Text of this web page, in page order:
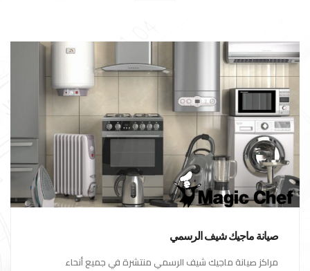
صيانة ماجيك شيف الرسمي
مراكز صيانة ماجيك شيف الرسمي منتشرة في جميع أنحاء